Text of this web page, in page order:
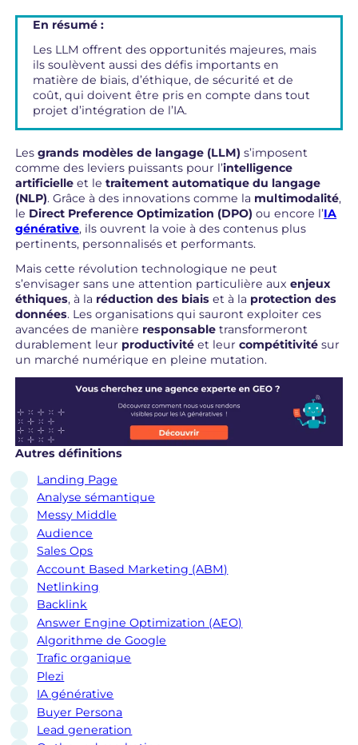
En résumé :
Les LLM offrent des opportunités majeures, mais
ils soulèvent aussi des défis importants en
matière de biais, d’éthique, de sécurité et de
coût, qui doivent être pris en compte dans tout
projet d’intégration de l’IA.
Lesgrands modèles de langage (LLM) s’imposent
comme des leviers puissants pour l’intelligence
artificielle et letraitement automatique du langage
(NLP). Grâce à des innovations comme la multimodalité,
le Direct Preference Optimization (DPO) ou encore l’IA
générative, ils ouvrent la voie à des contenus plus
pertinents, personnalisés et performants.
Mais cette révolution technologique ne peut
s’envisager sans une attention particulière auxenjeux
éthiques, à la réduction des biais et à la protection des
données. Les organisations qui sauront exploiter ces
avancées de manière responsable transformeront
durablement leur productivité et leurcompétitivité sur
un marché numérique en pleine mutation.
Autres définitions
Landing Page
Analyse sémantique
Messy Middle
Audience
Sales Ops
Account Based Marketing (ABM)
Netlinking
Backlink
Answer Engine Optimization (AEO)
Algorithme de Google
Trafic organique
Plezi
IA générative
Buyer Persona
Lead generation